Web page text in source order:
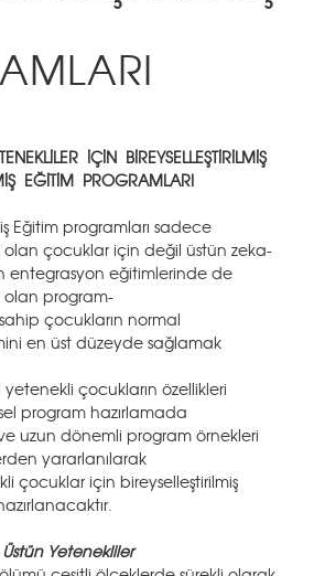
İÇİN BİREYSELLEŞTİRİLMİŞ
EĞİTİM PROGRAMLARI
Eğitim programları sadece
olan çocuklar için değil üstün zeka-
entegrasyon eğitimlerinde de
olan program-
çocukların normal
en üst düzeyde sağlamak
çocukların özellikleri
program hazırlamada
uzun dönemli program örnekleri
yararlanılarak
çocuklar için bireyselleştirilmiş
Yetenekliler